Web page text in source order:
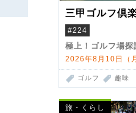
三甲ゴルフ倶
#224
極上！ゴルフ場探
2026年8月10日（
ゴルフ 趣味
旅・くらし